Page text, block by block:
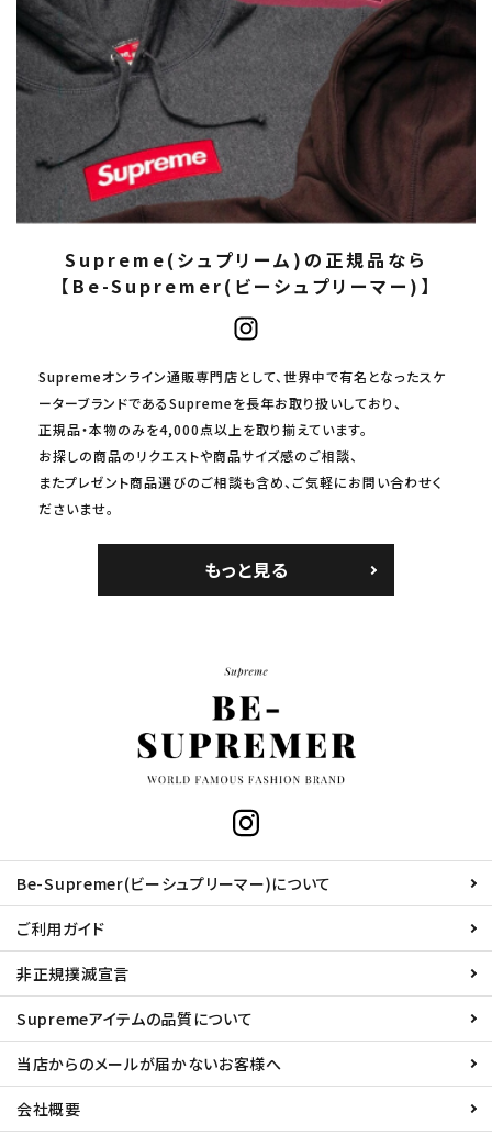
Supreme(シュプリーム)の正規品なら
【Be-Supremer(ビーシュプリーマー)】
Supremeオンライン通販専門店として、世界中で有名となったスケ
ーターブランドであるSupremeを長年お取り扱いしており、
正規品・本物のみを4,000点以上を取り揃えています。
お探しの商品のリクエストや商品サイズ感のご相談、
またプレゼント商品選びのご相談も含め、ご気軽にお問い合わせく
ださいませ。
もっと見る
Be-Supremer(ビーシュプリーマー)について
ご利用ガイド
非正規撲滅宣言
Supremeアイテムの品質について
当店からのメールが届かないお客様へ
会社概要